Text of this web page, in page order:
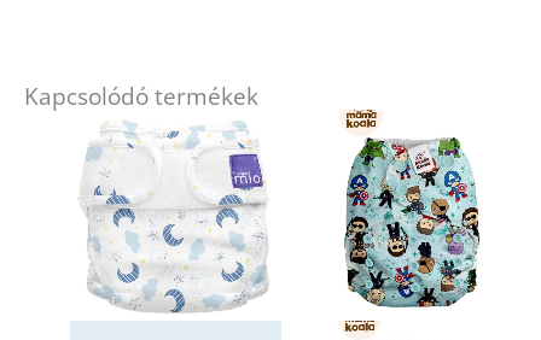
Kapcsolódó termékek
Ennek
a
terméknek
több
variációja
van.
A
változatok
a